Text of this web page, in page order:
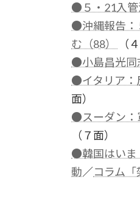
●５・21入管
●沖縄報告：
む（88）
（
●小島昌光同
●イタリア：
面）
●スーダン：
（７面）
●韓国はいま
動／コラム「